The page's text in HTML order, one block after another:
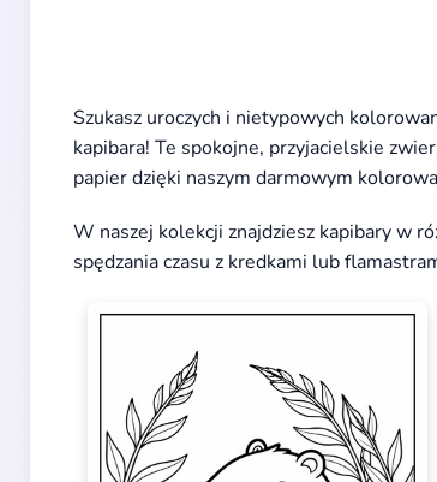
Szukasz uroczych i nietypowych
kapibara! Te spokojne, przyjacielskie
papier dzięki naszym darmowym
W naszej kolekcji znajdziesz kapibary w
spędzania czasu z kredkami lub